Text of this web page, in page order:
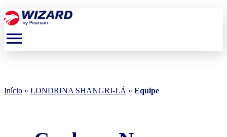
menu
Início » LONDRINA SHANGRI-LÁ » Equipe